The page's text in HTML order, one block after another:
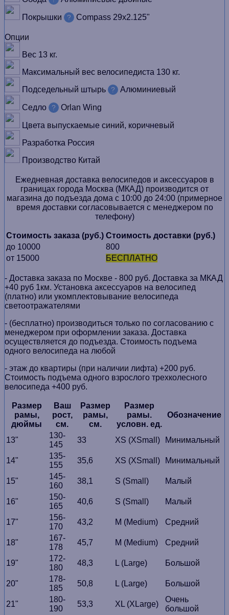
Покрышки ? Compass 29х2.125"
Опции
Вес 13 кг.
Максимальный вес велосипедиста 130 кг.
Подседельный штырь
? Алюминиевый
Седло ? Orlan Wing
Цвета выпускаемые синий, коричневый
Разработка Россия
Производство Китай
Ежедневная доставка велосипедов и аксессуаров в
границах города Москва (МКАД) производится от
магазина до подъезда дома с 10:00 до 24:00 (примерное
время доставки согласовывается с менеджером по
телефону)
Стоимость заказа (руб.) Стоимость доставки (руб.)
до 10000
800
от 15000
БЕСПЛАТНО
- Доставка заказа по Москве - 800 руб. Доставка за МКАД
+40 руб 1км. Установка аксессуаров на велосипед
(платно) или укомплектовывание велосипеда
светоотражателями
- (бесплатно) производиться только по cогласованию с
менеджером при оформлении заказа. Доставка
осуществляется до подъезда. Стоимость подъема
одного велосипеда на любой
- этаж до квартиры (при наличии лифта) +200 руб.
Стоимость подъема одного взрослого трехколесного
велосипеда +400 руб.
Размер
рамы,
дюймы
Ваш
рост,
см.
Размер
рамы,
см.
Размер
рамы.
условн. ед.
Обозначение
13"
130-
145
33 XS (XSmall) Минимальный
14"
135-
155
35,6 XS (XSmall) Минимальный
15"
145-
160
38,1 S (Small) Малый
16"
150-
165
40,6 S (Small) Малый
17"
156-
170
43,2 M (Medium) Средний
18"
167-
178
45,7 M (Medium) Средний
19"
172-
180
48,3 L (Large) Большой
20"
178-
185
50,8 L (Large) Большой
21"
180-
190
53,3 XL (XLarge)
Очень
большой